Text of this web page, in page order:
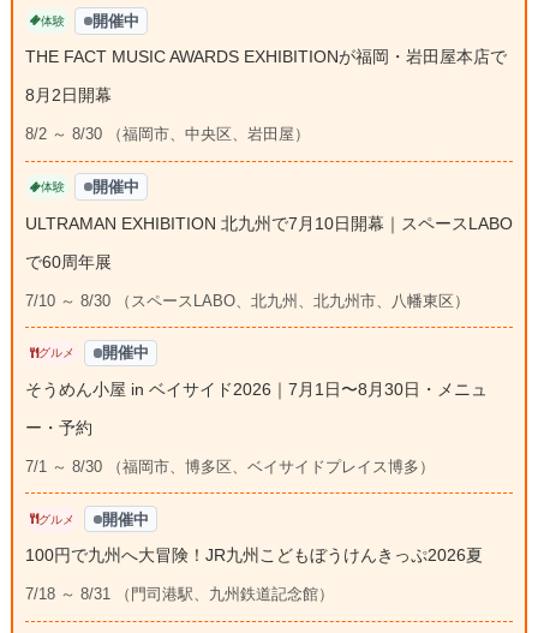
体験 開催中
THE FACT MUSIC AWARDS EXHIBITIONが福岡・岩田屋本店で
8月2日開幕
8/2 ～ 8/30 （福岡市、中央区、岩田屋）
体験 開催中
ULTRAMAN EXHIBITION 北九州で7月10日開幕｜スペースLABO
で60周年展
7/10 ～ 8/30 （スペースLABO、北九州、北九州市、八幡東区）
グルメ 開催中
そうめん小屋 in ベイサイド2026｜7月1日〜8月30日・メニュ
ー・予約
7/1 ～ 8/30 （福岡市、博多区、ベイサイドプレイス博多）
グルメ 開催中
100円で九州へ大冒険！JR九州こどもぼうけんきっぷ2026夏
7/18 ～ 8/31 （門司港駅、九州鉄道記念館）